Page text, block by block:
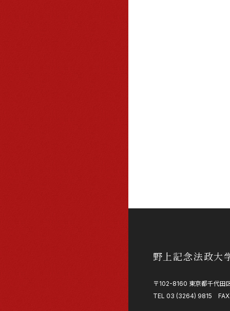
野上記念法政大
〒102-8160 東京都千代田
TEL 03 (3264) 9815